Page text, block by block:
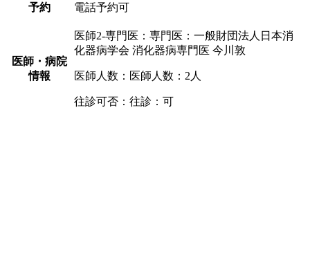
予約 電話予約可
医師・病院
情報
医師2-専門医：専門医：一般財団法人日本消
化器病学会 消化器病専門医 今川敦
医師人数：医師人数：2人
往診可否：往診：可